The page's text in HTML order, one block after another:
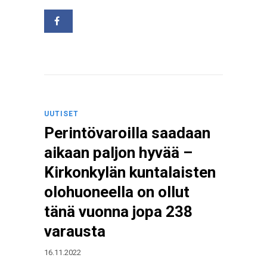
UUTISET
Perintövaroilla saadaan
aikaan paljon hyvää –
Kirkonkylän kuntalaisten
olohuoneella on ollut
tänä vuonna jopa 238
varausta
16.11.2022